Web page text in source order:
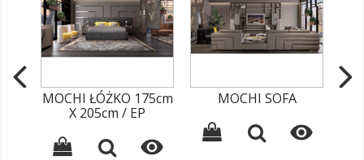
MOCHI ŁÓŻKO 175cm
X 205cm / EP

MOCHI SOFA
